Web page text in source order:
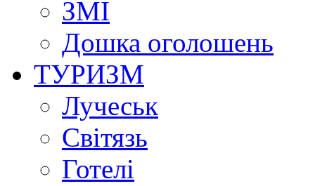
ЗМІ
Дошка оголошень
ТУРИЗМ
Лучеськ
Світязь
Готелі